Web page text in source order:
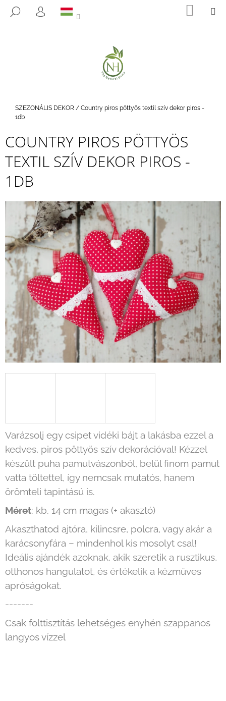
KERESÉS
BEJELENTKEZÉS
Kezdőlap
SZEZONÁLIS DEKOR / Country piros pöttyös textil szív dekor piros -
1db
COUNTRY PIROS PÖTTYÖS
TEXTIL SZÍV DEKOR PIROS -
1DB
Varázsolj egy csipet vidéki bájt a lakásba ezzel a
kedves, piros pöttyös szív dekorációval! Kézzel
készült puha pamutvászonból, belül finom pamut
vatta töltettel, így nemcsak mutatós, hanem
örömteli tapintású is.
Méret: kb. 14 cm magas (+ akasztó)
Akaszthatod ajtóra, kilincsre, polcra, vagy akár a
karácsonyfára – mindenhol kis mosolyt csal!
Ideális ajándék azoknak, akik szeretik a rusztikus,
otthonos hangulatot, és értékelik a kézműves
apróságokat.
-------
Csak folttisztítás lehetséges enyhén szappanos
langyos vízzel
E
R
E
S
?
KERESÉS